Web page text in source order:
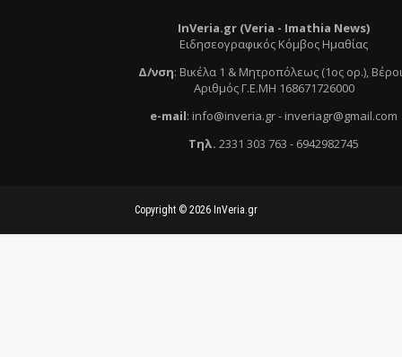
InVeria.gr (Veria - Ιmathia News)
Ειδησεογραφικός Κόμβος Ημαθίας
Δ/νση: Βικέλα 1 & Μητροπόλεως (1ος ορ.),
Αριθμός Γ.Ε.ΜΗ 168671726000
e-mail: info@inveria.gr- inveriagr@gmail.com
Τηλ. 2331 303 763 - 6942982745
Copyright © 2026 InVeria.gr